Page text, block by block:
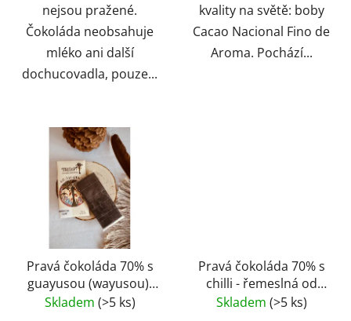
nejsou pražené.
Čokoláda neobsahuje
mléko ani další
dochucovadla, pouze...
kvality na světě: boby
Cacao Nacional Fino de
Aroma. Pochází...
Pravá čokoláda 70% s
guayusou (wayusou)-
řemeslná - EKVÁDOR
Skladem (>5 ks)
Pravá čokoláda 70% s
chilli - řemeslná od
farmáře
Skladem (>5 ks)